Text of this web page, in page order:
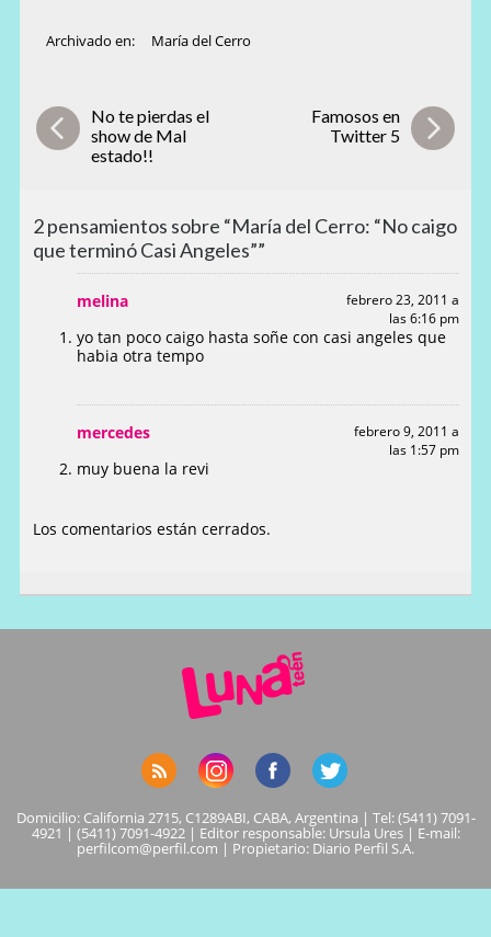
Archivado en: María del Cerro
No te pierdas el
show de Mal
estado!!
Famosos en
Twitter 5
2 pensamientos sobre “María del Cerro: “No caigo
que terminó Casi Angeles””
melina
febrero 23, 2011 a
las 6:16 pm
yo tan poco caigo hasta soñe con casi angeles que
habia otra tempo
mercedes
febrero 9, 2011 a
las 1:57 pm
muy buena la revi
Los comentarios están cerrados.
Domicilio: California 2715, C1289ABI, CABA, Argentina | Tel: (5411) 7091-
4921 | (5411) 7091-4922 | Editor responsable: Ursula Ures | E-mail:
perfilcom@perfil.com | Propietario: Diario Perfil S.A.